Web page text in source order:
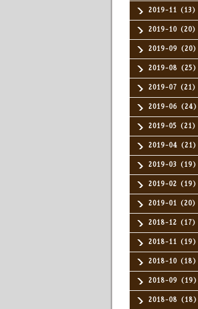
2019-11（13）
2019-10（20）
2019-09（20）
2019-08（25）
2019-07（21）
2019-06（24）
2019-05（21）
2019-04（21）
2019-03（19）
2019-02（19）
2019-01（20）
2018-12（17）
2018-11（19）
2018-10（18）
2018-09（19）
2018-08（18）